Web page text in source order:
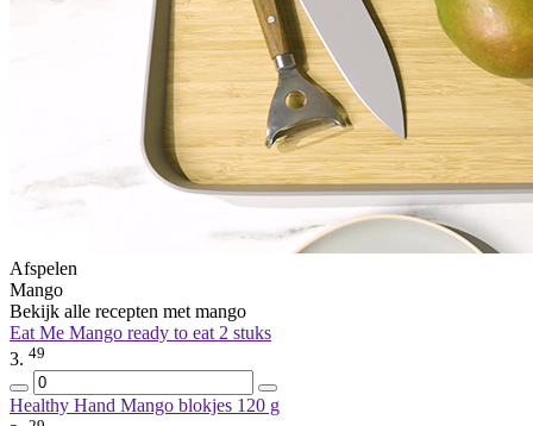
Afspelen
Mango
Bekijk alle recepten met mango
Eat Me Mango ready to eat 2 stuks
3. 49
Healthy Hand Mango blokjes 120 g